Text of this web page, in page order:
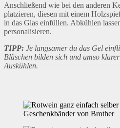
Anschließend wie bei den anderen
platzieren, diesen mit einem
in das Glas einfüllen. Abkühlen
personalisieren.
TIPP: Je langsamer du das Gel
Bläschen bilden sich und umso
Auskühlen.